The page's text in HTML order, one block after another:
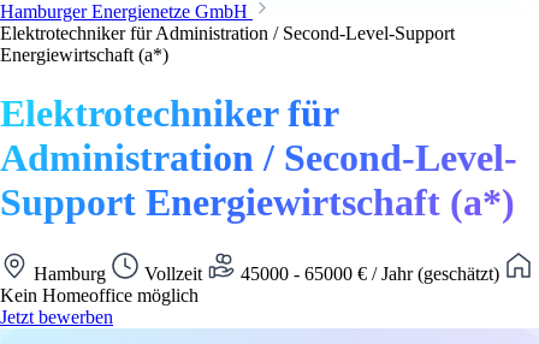
Hamburger Energienetze GmbH
Elektrotechniker für Administration / Second-Level-Support
Energiewirtschaft (a*)
Elektrotechniker für
Administration / Second-Level-
Support Energiewirtschaft (a*)
Hamburg Vollzeit
45000 - 65000 € / Jahr (geschätzt)
Kein Homeoffice möglich
Jetzt bewerben